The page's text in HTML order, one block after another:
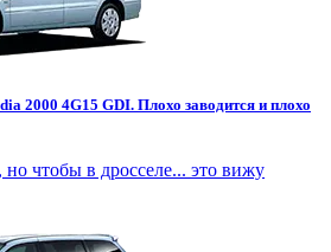
2000 4G15 GDI. Плохо заводится и плохо
чтобы в дросселе... это вижу